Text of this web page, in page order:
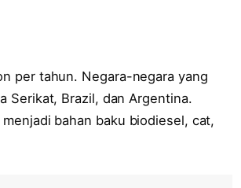
per tahun. Negara-negara yang
Serikat, Brazil, dan Argentina.
bahan baku biodiesel, cat,